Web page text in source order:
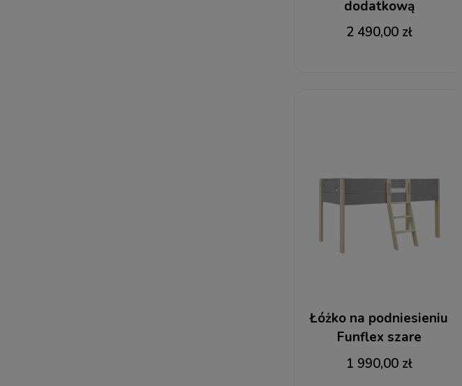
dodatkową
powierzchnią spania
Victoria
2 490,00 zł
Łóżko na podniesieniu
Funflex szare
1 990,00 zł